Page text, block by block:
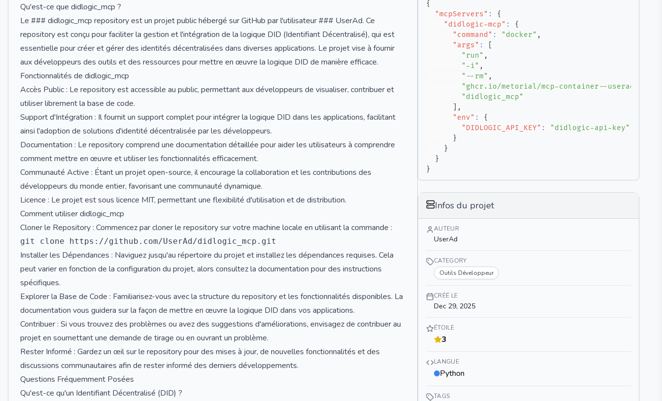
Qu'est-ce que didlogic_mcp ?
Le ### didlogic_mcp repository est un projet public hébergé sur GitHub par l'utilisateur ### UserAd. Ce
repository est conçu pour faciliter la gestion et l'intégration de la logique DID (Identifiant Décentralisé), qui est
essentielle pour créer et gérer des identités décentralisées dans diverses applications. Le projet vise à fournir
aux développeurs des outils et des ressources pour mettre en œuvre la logique DID de manière efficace.
Fonctionnalités de didlogic_mcp
Accès Public : Le repository est accessible au public, permettant aux développeurs de visualiser, contribuer et
utiliser librement la base de code.
Support d'Intégration : Il fournit un support complet pour intégrer la logique DID dans les applications, facilitant
ainsi l'adoption de solutions d'identité décentralisée par les développeurs.
Documentation : Le repository comprend une documentation détaillée pour aider les utilisateurs à comprendre
comment mettre en œuvre et utiliser les fonctionnalités efficacement.
Communauté Active : Étant un projet open-source, il encourage la collaboration et les contributions des
développeurs du monde entier, favorisant une communauté dynamique.
Licence : Le projet est sous licence MIT, permettant une flexibilité d'utilisation et de distribution.
Comment utiliser didlogic_mcp
Cloner le Repository : Commencez par cloner le repository sur votre machine locale en utilisant la commande :
Installer les Dépendances : Naviguez jusqu'au répertoire du projet et installez les dépendances requises. Cela
peut varier en fonction de la configuration du projet, alors consultez la documentation pour des instructions
spécifiques.
Explorer la Base de Code : Familiarisez-vous avec la structure du repository et les fonctionnalités disponibles. La
documentation vous guidera sur la façon de mettre en œuvre la logique DID dans vos applications.
Contribuer : Si vous trouvez des problèmes ou avez des suggestions d'améliorations, envisagez de contribuer au
projet en soumettant une demande de tirage ou en ouvrant un problème.
Rester Informé : Gardez un œil sur le repository pour des mises à jour, de nouvelles fonctionnalités et des
discussions communautaires afin de rester informé des derniers développements.
Questions Fréquemment Posées
Qu'est-ce qu'un Identifiant Décentralisé (DID) ?
{
"mcpServers" :
{
"didlogic-mcp" :
{
"command" : "docker" ,
"args" :
"run" ,
"-i" ,
"--rm" ,
"ghcr.io/metorial/mcp-container--userad--
"didlogic_mcp"
,
"env" :
{
"DIDLOGIC_API_KEY" :
"didlogic-api-key"
}
}
}
}
Infos du projet
AUTEUR
UserAd
CATEGORY
Outils Développeur
CRÉÉ LE
Dec 29, 2025
ÉTOILE
3
LANGUE
Python
TAGS